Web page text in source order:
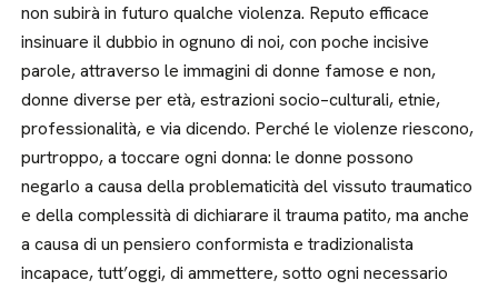
non subirà in futuro qualche violenza. Reputo efficace
insinuare il dubbio in ognuno di noi, con poche incisive
parole, attraverso le immagini di donne famose e non,
donne diverse per età, estrazioni socio–culturali, etnie,
professionalità, e via dicendo. Perché le violenze riescono,
purtroppo, a toccare ogni donna: le donne possono
negarlo a causa della problematicità del vissuto traumatico
e della complessità di dichiarare il trauma patito, ma anche
a causa di un pensiero conformista e tradizionalista
incapace, tutt’oggi, di ammettere, sotto ogni necessario